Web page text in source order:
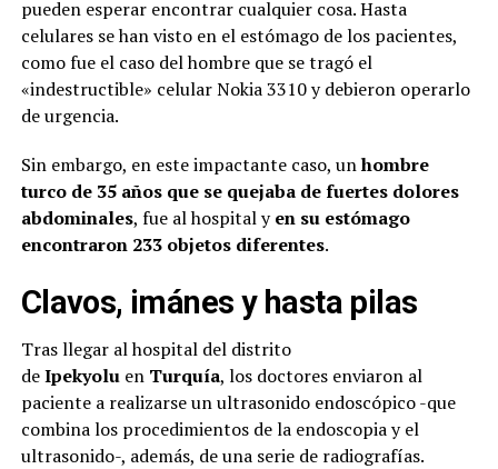
pueden esperar encontrar cualquier cosa. Hasta
celulares se han visto en el estómago de los pacientes,
como fue el caso del hombre que se tragó el
«indestructible» celular Nokia 3310 y debieron operarlo
de urgencia.
Sin embargo, en este impactante caso, unhombre
turco de 35 años que se quejaba de fuertes dolores
abdominales, fue al hospital yen su estómago
encontraron 233 objetos diferentes.
Clavos, imánes y hasta pilas
Tras llegar al hospital del distrito
deIpekyoluen Turquía, los doctores enviaron al
paciente a realizarse un ultrasonido endoscópico -que
combina los procedimientos de la endoscopia y el
ultrasonido-, además, de una serie de radiografías.